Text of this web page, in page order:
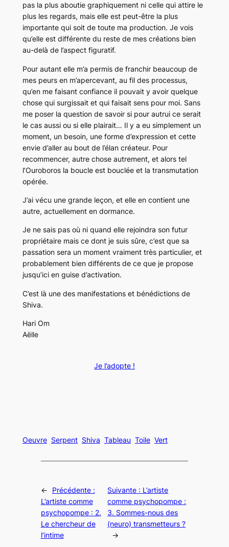
pas la plus aboutie graphiquement ni celle qui attire le
plus les regards, mais elle est peut-être la plus
importante qui soit de toute ma production. Je vois
qu’elle est différente du reste de mes créations bien
au-delà de l’aspect figuratif.
Pour autant elle m’a permis de franchir beaucoup de
mes peurs en m’apercevant, au fil des processus,
qu’en me faisant confiance il pouvait y avoir quelque
chose qui surgissait et qui faisait sens pour moi. Sans
me poser la question de savoir si pour autrui ce serait
le cas aussi ou si elle plairait… Il y a eu simplement un
moment, un besoin, une forme d’expression et cette
envie d’aller au bout de l’élan créateur. Pour
recommencer, autre chose autrement, et alors tel
l’Ouroboros la boucle est bouclée et la transmutation
opérée.
J’ai vécu une grande leçon, et elle en contient une
autre, actuellement en dormance.
Je ne sais pas où ni quand elle rejoindra son futur
propriétaire mais ce dont je suis sûre, c’est que sa
passation sera un moment vraiment très particulier, et
probablement bien différents de ce que je propose
jusqu’ici en guise d’activation.
C’est là une des manifestations et bénédictions de
Shiva.
Hari Om
Aëlle
Je l’adopte !
Oeuvre Serpent Shiva Tableau Toile Vert
←
Précédente :
L’artiste comme
psychopompe : 2.
Le chercheur de
l’intime
Suivante : L’artiste
comme psychopompe :
3. Sommes-nous des
(neuro) transmetteurs ?
→